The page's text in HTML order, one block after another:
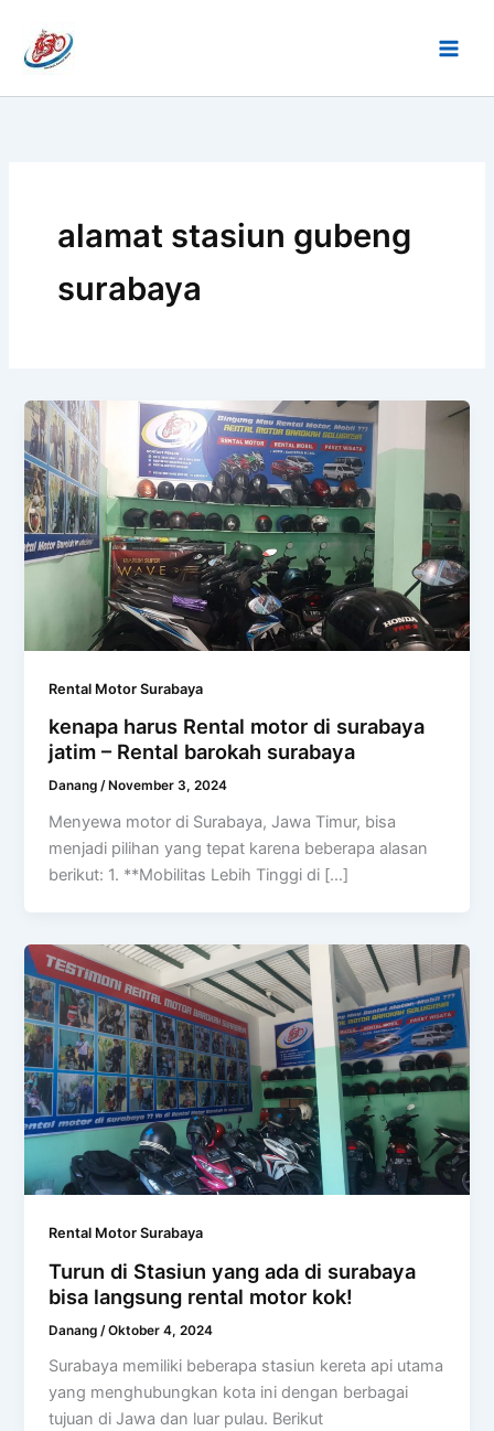
konten
alamat stasiun gubeng
surabaya
Rental Motor Surabaya
kenapa harus Rental motor di surabaya
jatim – Rental barokah surabaya
Danang/ November 3, 2024
Menyewa motor di Surabaya, Jawa Timur, bisa
menjadi pilihan yang tepat karena beberapa alasan
berikut: 1. **Mobilitas Lebih Tinggi di […]
Rental Motor Surabaya
Turun di Stasiun yang ada di surabaya
bisa langsung rental motor kok!
Danang /Oktober 4, 2024
Surabaya memiliki beberapa stasiun kereta api utama
yang menghubungkan kota ini dengan berbagai
tujuan di Jawa dan luar pulau. Berikut